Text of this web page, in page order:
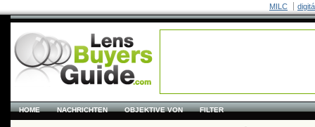
MILC
HOME NACHRICHTEN OBJEKTIVE VON FILTER